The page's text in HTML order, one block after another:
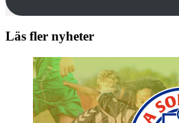
Läs fler nyheter